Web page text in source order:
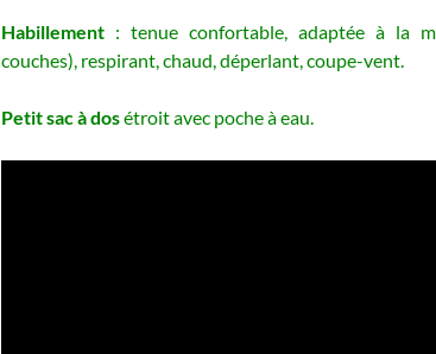
Habillement : tenue confortable, adaptée à la
couches), respirant, chaud, déperlant, coupe-vent.
Petit sac à dosétroit avec poche à eau.